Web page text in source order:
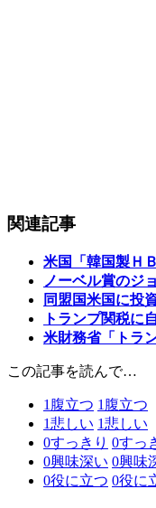
関連記事
米国「韓国製Ｈ
ノーベル賞のジ
同盟国米国に投
トランプ関税に
米財務省「トラ
この記事を読んで…
1 腹立つ 1 腹立つ
1悲しい 1悲しい
0すっきり 0すっ
0興味深い 0興味
0役に立つ 0役に